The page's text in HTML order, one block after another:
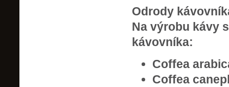
Odrody
Na výrobu kávy
kávovníka:
Coffea
Coffea